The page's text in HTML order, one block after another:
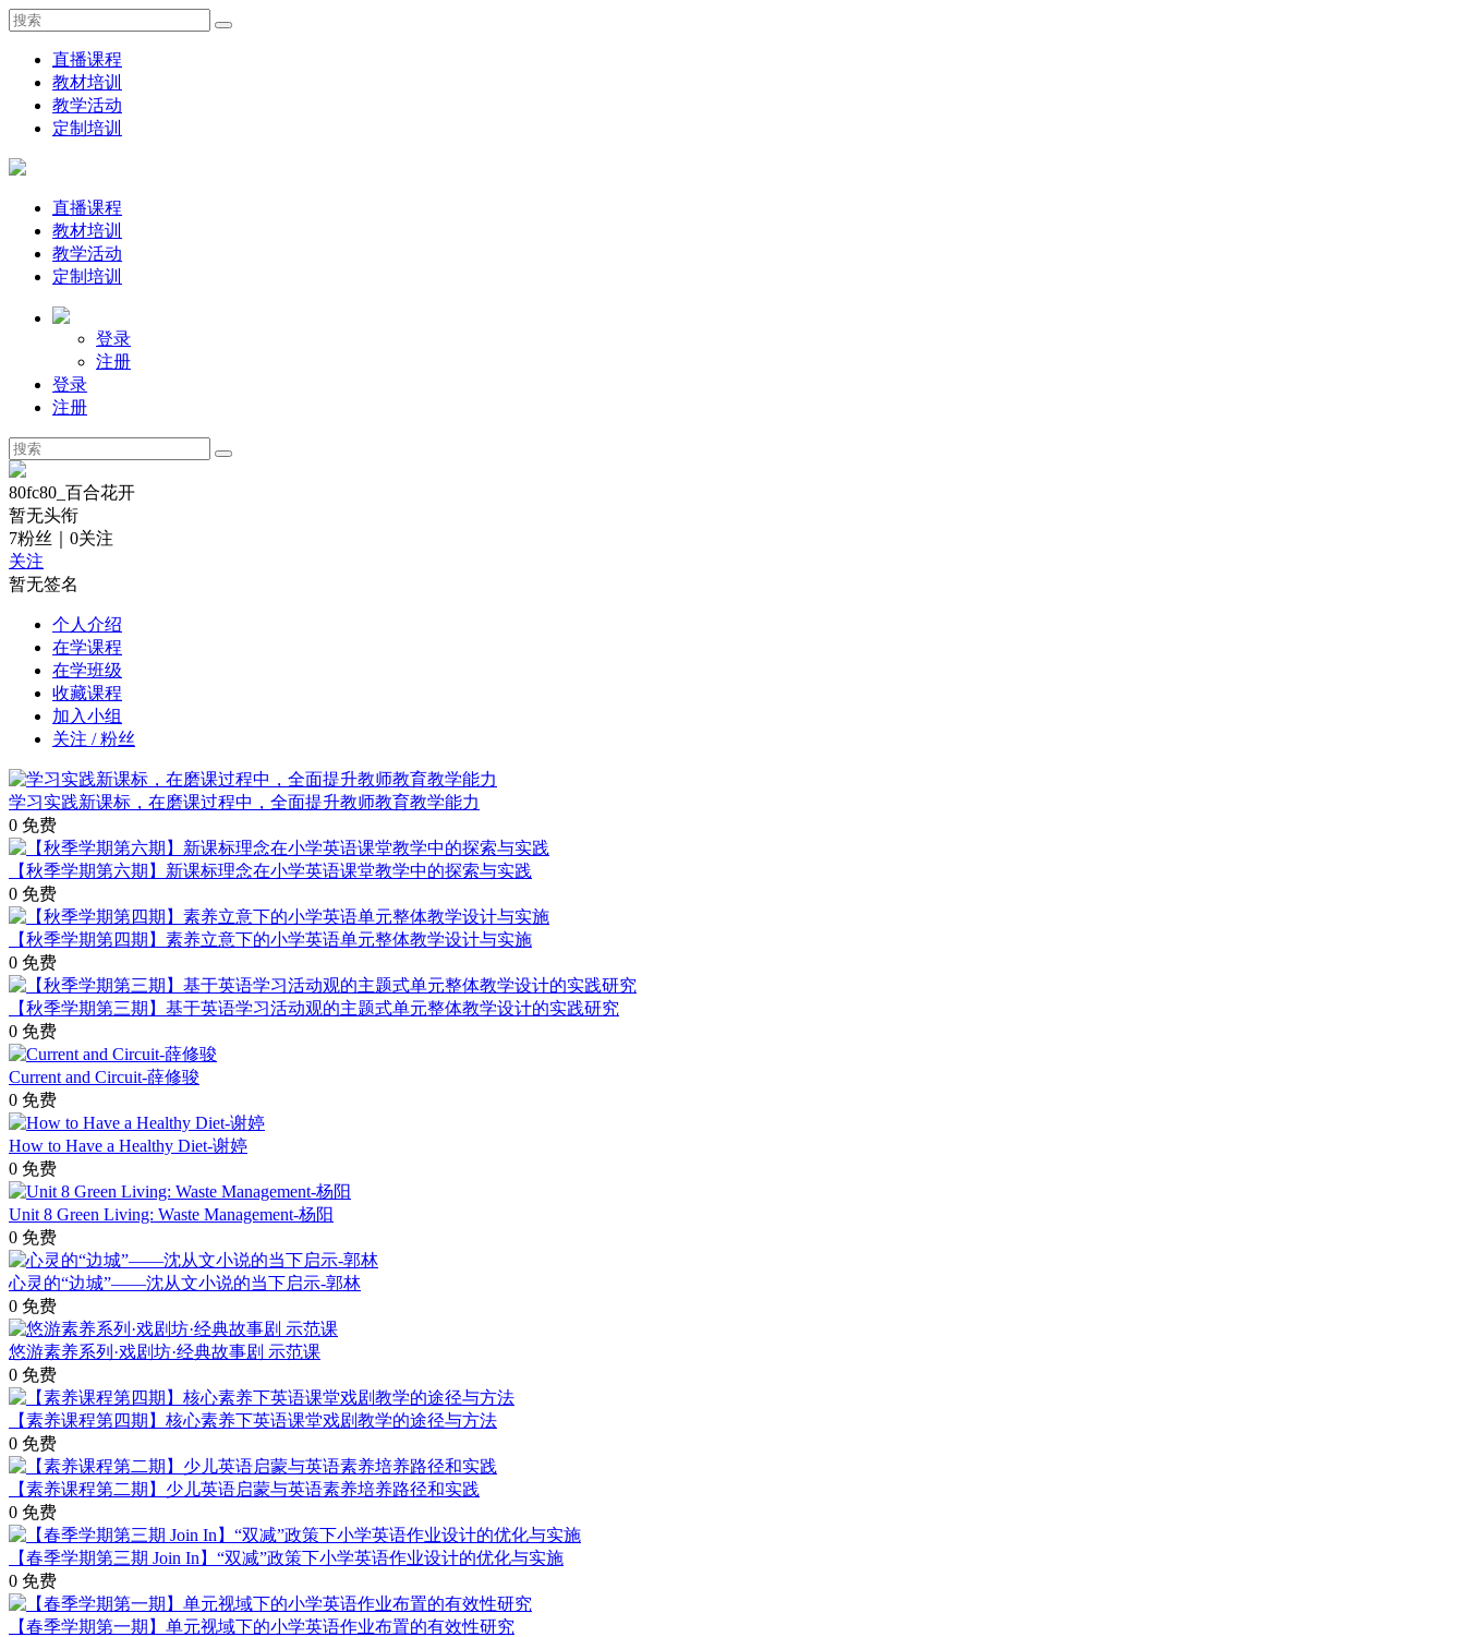
直播课程
教材培训
教学活动
定制培训
直播课程
教材培训
教学活动
定制培训
登录
注册
登录
注册
80fc80_百合花开
暂无头衔
7粉丝 0关注
关注
暂无签名
个人介绍
在学课程
在学班级
收藏课程
加入小组
关注 / 粉丝
学习实践新课标，在磨课过程中，全面提升教师教育教学能力
0 免费
【秋季学期第六期】新课标理念在小学英语课堂教学中的探索与实践
0 免费
【秋季学期第四期】素养立意下的小学英语单元整体教学设计与实施
0 免费
【秋季学期第三期】基于英语学习活动观的主题式单元整体教学设计的实践研究
0 免费
Current and Circuit-薛修骏
0 免费
How to Have a Healthy Diet-谢婷
0 免费
Unit 8 Green Living: Waste Management-杨阳
0 免费
心灵的“边城”——沈从文小说的当下启示-郭林
0 免费
悠游素养系列·戏剧坊·经典故事剧 示范课
0 免费
【素养课程第四期】核心素养下英语课堂戏剧教学的途径与方法
0 免费
【素养课程第二期】少儿英语启蒙与英语素养培养路径和实践
0 免费
【春季学期第三期 Join In】“双减”政策下小学英语作业设计的优化与实施
0 免费
【春季学期第一期】单元视域下的小学英语作业布置的有效性研究